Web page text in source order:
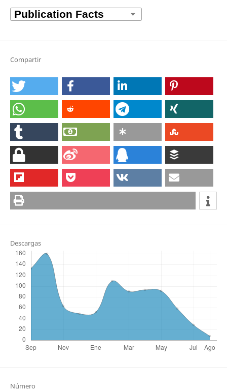
Compartir
Descargas
Número